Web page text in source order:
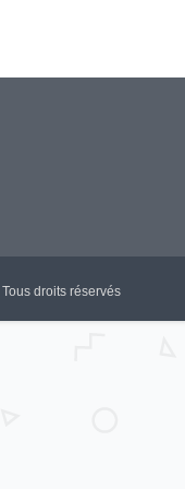
droits réservés